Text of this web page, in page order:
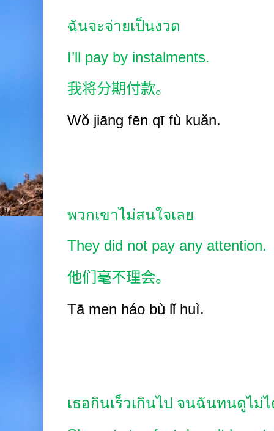
ฉันจะจ่ายเป็นงวด
I’ll pay by instalments.
我将分期付款。
Wǒ jiāng fēn qī fù kuǎn.
พวกเขาไม่สนใจเลย
They did not pay any attention.
他们毫不理会。
Tā men háo bù lǐ huì.
เธอกินเร็วเกินไป จนฉันทนดูไม่